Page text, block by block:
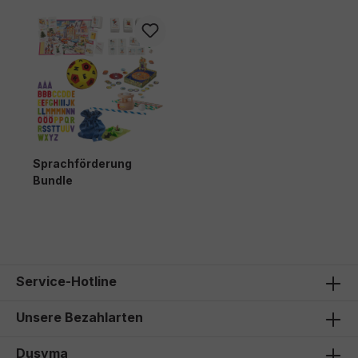
Sprachförderung
Bundle
Service-Hotline
Unsere Bezahlarten
Dusyma